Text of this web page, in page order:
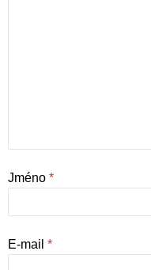
Jméno *
E-mail *